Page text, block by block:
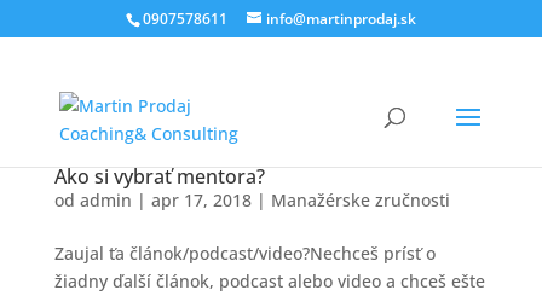
0907578611 info@martinprodaj.sk
Ako si vybrať mentora?
od admin | apr 17, 2018| Manažérske zručnosti
Zaujal ťa článok/podcast/video?Nechceš prísť o
žiadny ďalší článok, podcast alebo video a chceš ešte